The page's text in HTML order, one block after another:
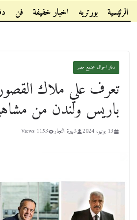
الرئيسية بورتريه اخبار خفيفة فن
دفتر احوال مجتمع مصر
تعرف علي ملاك
باريس ولندن من
13 يونيو، 2024 شهيرة النجار 1153 Views